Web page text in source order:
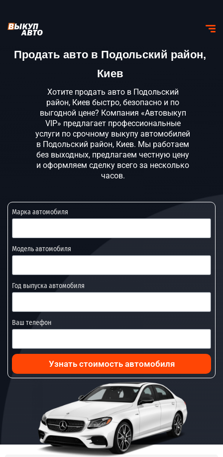
Продать авто в Подольский район,
Киев
Хотите продать авто в Подольский
район, Киев быстро, безопасно и по
выгодной цене? Компания «Автовыкуп
VIP» предлагает профессиональные
услуги по срочному выкупу автомобилей
в Подольский район, Киев. Мы работаем
без выходных, предлагаем честную цену
и оформляем сделку всего за несколько
часов.
Марка автомобиля
Модель автомобиля
Год выпуска автомобиля
Ваш телефон
Узнать стоимость автомобиля